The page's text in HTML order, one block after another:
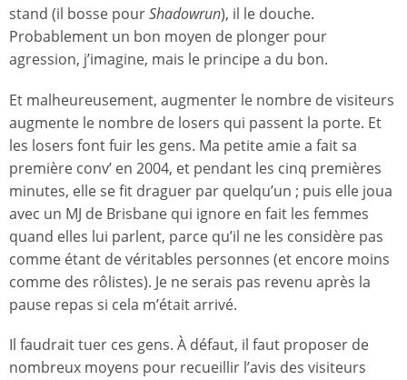
stand (il bosse pourShadowrun), il le douche.
Probablement un bon moyen de plonger pour
agression, j’imagine, mais le principe a du bon.
Et malheureusement, augmenter le nombre de visiteurs
augmente le nombre de losers qui passent la porte. Et
les losers font fuir les gens. Ma petite amie a fait sa
première conv’ en 2004, et pendant les cinq premières
minutes, elle se fit draguer par quelqu’un ; puis elle joua
avec un MJ de Brisbane qui ignore en fait les femmes
quand elles lui parlent, parce qu’il ne les considère pas
comme étant de véritables personnes (et encore moins
comme des rôlistes). Je ne serais pas revenu après la
pause repas si cela m’était arrivé.
Il faudrait tuer ces gens. À défaut, il faut proposer de
nombreux moyens pour recueillir l’avis des visiteurs